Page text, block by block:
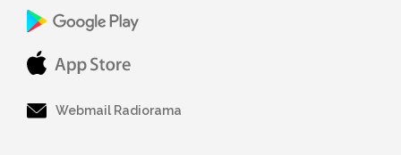
Webmail Radiorama